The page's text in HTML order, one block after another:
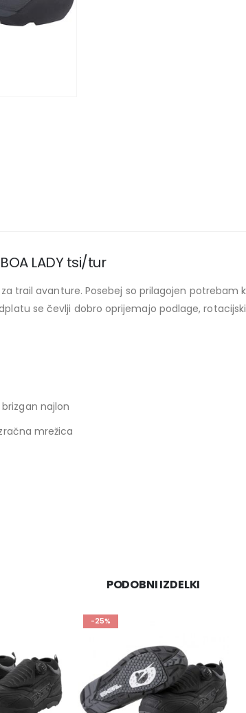
LADY tsi/tur
trail avanture. Posebej so prilagojen
se čevlji dobro oprijemajo podlage,
najlon
mrežica
PODOBNI IZDELKI
-38%